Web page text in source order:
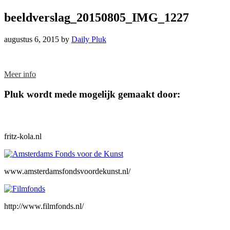
beeldverslag_20150805_IMG_1227
augustus 6, 2015 by Daily Pluk
Footer
Meer info
Pluk wordt mede mogelijk gemaakt door:
fritz-kola.nl
www.amsterdamsfondsvoordekunst.nl/
http://www.filmfonds.nl/